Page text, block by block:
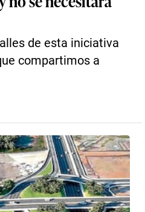
de esta iniciativa
compartimos a